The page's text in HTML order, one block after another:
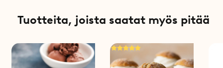
Tuotteita, joista saatat myös pitää